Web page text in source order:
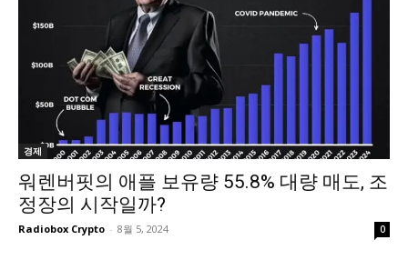
경제
워렌버핏의 애플 보유량 55.8% 대량 매도, 조
정장의 시작일까?
Radiobox Crypto - 8월 5, 2024 0